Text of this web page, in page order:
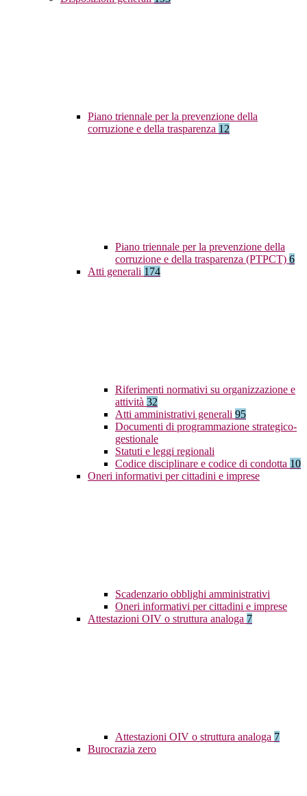
Piano triennale per la prevenzione della
corruzione e della trasparenza 12
Piano triennale per la prevenzione della
corruzione e della trasparenza (PTPCT) 6
Atti generali 174
Riferimenti normativi su organizzazione e
attività 32
Atti amministrativi generali 95
Documenti di programmazione strategico-
gestionale
Statuti e leggi regionali
Codice disciplinare e codice di condotta 10
Oneri informativi per cittadini e imprese
Scadenzario obblighi amministrativi
Oneri informativi per cittadini e imprese
Attestazioni OIV o struttura analoga 7
Attestazioni OIV o struttura analoga 7
Burocrazia zero